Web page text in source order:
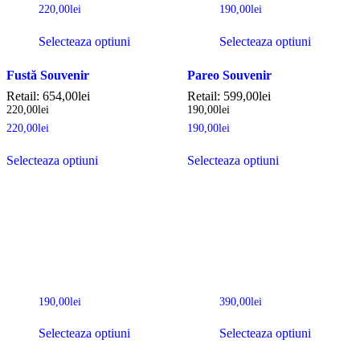
220,00lei
Selecteaza optiuni
Fustă Souvenir
Retail: 654,00lei
220,00lei
220,00lei
Selecteaza optiuni
190,00lei
Selecteaza optiuni
Pareo Souvenir
Retail: 599,00lei
190,00lei
190,00lei
Selecteaza optiuni
190,00lei
Selecteaza optiuni
390,00lei
Selecteaza optiuni